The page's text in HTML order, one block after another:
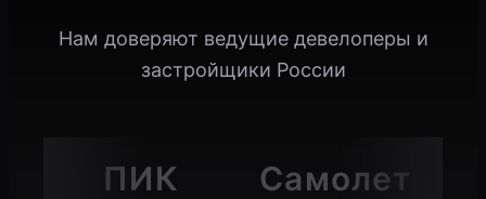
Нам доверяют ведущие девелоперы и
застройщики России
ПИК Самолет